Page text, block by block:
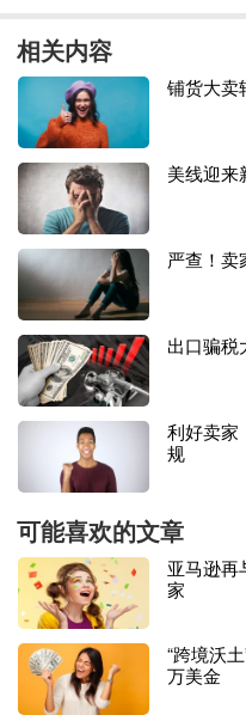
许假期不看店的。
薪放假16天，假期从1月
纯放假，运营完全不用管
仅不用管店铺这一条，就
示公司放假
21天，但是需
意义上的放假十分向往。
正放假，入行几年每日都
息过。”另一位运营也十分
没有对比就没有伤害。上周
假通知，其春节放假时间
三），共放假5天。
通知一出，该公司员工十
吗？自从单休之后节假日
周日还要补班，年初四就
有3天，打工人太难了。”
而在产业链的上游，工厂
有卖家发现，部分供应商
才上班。不少供应商的放
物流也将减速，卖家需要
包材等。
相关内容
铺货大卖
美线迎来
严查！卖
出口骗税
利好卖家
规
可能喜欢的文章
亚马逊再
家
“跨境沃
万美金